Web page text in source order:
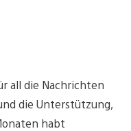
all die Nachrichten
die Unterstützung,
habt